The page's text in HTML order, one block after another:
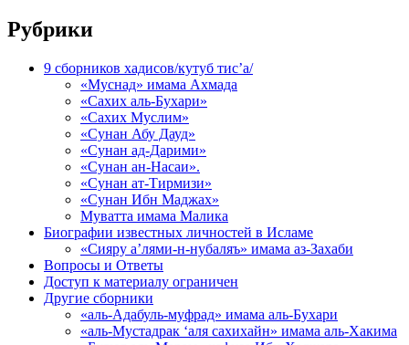
Рубрики
9 сборников хадисов/кутуб тис’а/
«Муснад» имама Ахмада
«Сахих аль-Бухари»
«Сахих Муслим»
«Сунан Абу Дауд»
«Сунан ад-Дарими»
«Сунан ан-Насаи».
«Сунан ат-Тирмизи»
«Сунан Ибн Маджах»
Муватта имама Малика
Биографии известных личностей в Исламе
«Сияру а’лями-н-нубаляъ» имама аз-Захаби
Вопросы и Ответы
Доступ к материалу ограничен
Другие сборники
«аль-Адабуль-муфрад» имама аль-Бухари
«аль-Мустадрак ‘аля сахихайн» имама аль-Хакима